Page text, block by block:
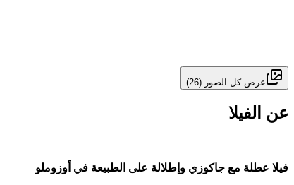
عرض كل الصور (
26
)
عن الفيلا
فيلا عطلة مع جاكوزي وإطلالة على الطبيعة في أوزوملو